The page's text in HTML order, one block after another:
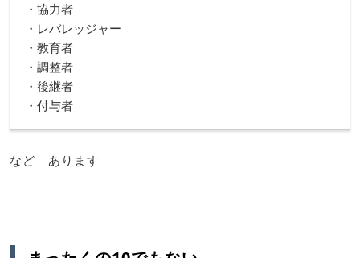
・協力者
・レバレッジャー
・教育者
・調整者
・後継者
・付与者
など あります